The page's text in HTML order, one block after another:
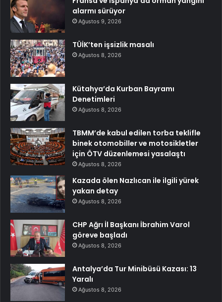
alarmı sürüyor
Ağustos 9, 2026
TÜİK’ten işsizlik masalı
Ağustos 8, 2026
Kütahya’da Kurban Bayramı
Denetimleri
Ağustos 8, 2026
TBMM’de kabul edilen torba teklifle
binek otomobiller ve motosikletler
için ÖTV düzenlemesi yasalaştı
Ağustos 8, 2026
Kazada ölen Nazlıcan ile ilgili yürek
yakan detay
Ağustos 8, 2026
CHP Ağrı İl Başkanı İbrahim Varol
göreve başladı
Ağustos 8, 2026
Antalya’da Tur Minibüsü Kazası: 13
Yaralı
Ağustos 8, 2026